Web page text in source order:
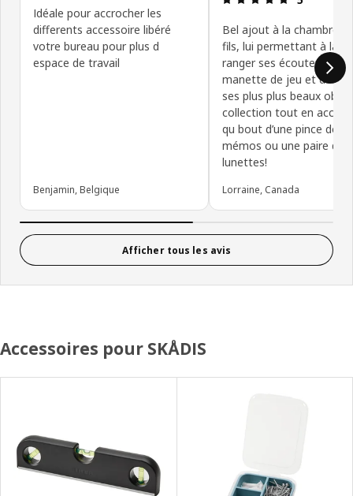
Idéale pour accrocher les
differents accessoire libéré
votre bureau pour plus d
espace de travail
Benjamin, Belgique
Bel ajout à la chambre
fils, lui permettant à la
ranger ses écouteurs et
manette de jeu et
ses plus plus beaux
collection tout en
qu bout d’une pince des
mémos ou une paire de
lunettes!
Lorraine, Canada
Afficher tous les avis
Accessoires pour SKÅDIS